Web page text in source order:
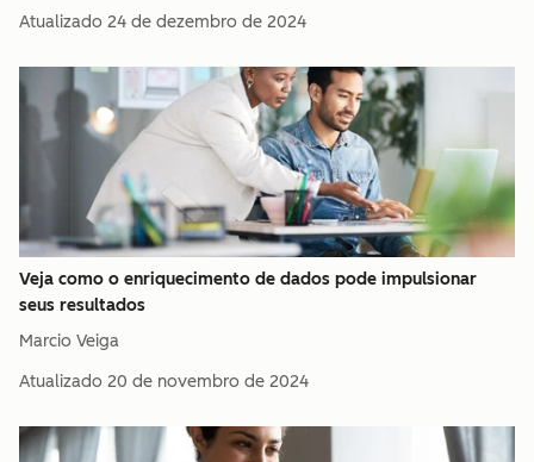
Atualizado 24 de dezembro de 2024
Veja como o enriquecimento de dados pode impulsionar
seus resultados
Marcio Veiga
Atualizado 20 de novembro de 2024